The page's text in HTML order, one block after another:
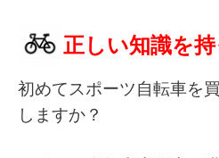
正しい知識を持
初めてスポーツ自転車を
しますか？